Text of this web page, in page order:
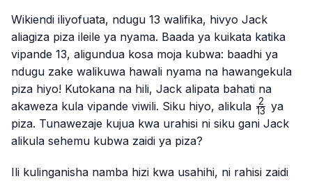
Wikiendi iliyofuata, ndugu 13 walifika, hivyo Jack
aliagiza piza ileile ya nyama. Baada ya kuikata katika
vipande 13, aligundua kosa moja kubwa: baadhi ya
ndugu zake walikuwa hawali nyama na hawangekula
piza hiyo! Kutokana na hili, Jack alipata bahati na
akaweza kula vipande viwili. Siku hiyo, alikula \frac{2}
{13}
13
2
ya
piza. Tunawezaje kujua kwa urahisi ni siku gani Jack
alikula sehemu kubwa zaidi ya piza?
Ili kulinganisha namba hizi kwa usahihi, ni rahisi zaidi